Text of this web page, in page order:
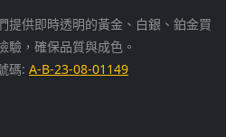
提供即時透明的黃金、白銀、鉑金買
驗，確保品質與成色。
碼: A-B-23-08-01149